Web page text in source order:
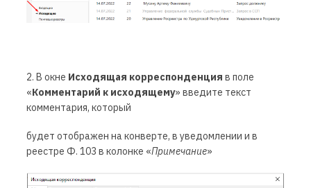
2. В окне Исходящая корреспонденция в поле
«Комментарий к исходящему» введите текст
комментария, который
будет отображен на конверте, в уведомлении и в
реестре Ф. 103 в колонке «Примечание»